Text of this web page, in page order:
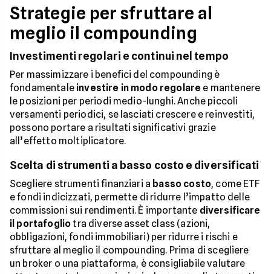
Strategie per sfruttare al
meglio il compounding
Investimenti regolari e continui nel tempo
Per massimizzare i benefici del compounding è
fondamentale investire in modo regolare e mantenere
le posizioni per periodi medio-lunghi. Anche piccoli
versamenti periodici, se lasciati crescere e reinvestiti,
possono portare a risultati significativi grazie
all’effetto moltiplicatore.
Scelta di strumenti a basso costo e diversificati
Scegliere strumenti finanziari a basso costo, come ETF
e fondi indicizzati, permette di ridurre l’impatto delle
commissioni sui rendimenti. È importante diversificare
il portafogliotra diverse asset class (azioni,
obbligazioni, fondi immobiliari) per ridurre i rischi e
sfruttare al meglio il compounding. Prima di scegliere
un broker o una piattaforma, è consigliabile valutare